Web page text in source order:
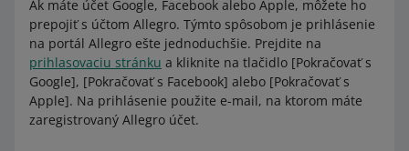
Ak máte účet Google, Facebook alebo Apple, môžete ho
prepojiť s účtom Allegro. Týmto spôsobom je prihlásenie
na portál Allegro ešte jednoduchšie. Prejdite na
prihlasovaciu stránku a kliknite na tlačidlo [Pokračovať s
Google], [Pokračovať s Facebook] alebo [Pokračovať s
Apple]. Na prihlásenie použite e-mail, na ktorom máte
zaregistrovaný Allegro účet.